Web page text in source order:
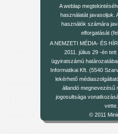
A weblap
használatát javasoljuk.
használók számára
elforgatását
A NEMZETI MÉDIA- ÉS
2011. július 29 -én tett
ügyiratszámú
Informatikai Kft. (5540
lekérhető
állandó megnevezésű
jogosultsága
vette.
© 2011